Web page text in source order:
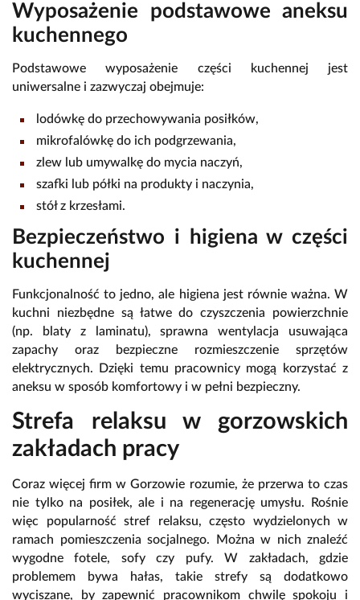
Wyposażenie podstawowe aneksu
kuchennego
Podstawowe wyposażenie części kuchennej jest
uniwersalne i zazwyczaj obejmuje:
lodówkę do przechowywania posiłków,
mikrofalówkę do ich podgrzewania,
zlew lub umywalkę do mycia naczyń,
szafki lub półki na produkty i naczynia,
stół z krzesłami.
Bezpieczeństwo i higiena w części
kuchennej
Funkcjonalność to jedno, ale higiena jest równie ważna. W
kuchni niezbędne są łatwe do czyszczenia powierzchnie
(np. blaty z laminatu), sprawna wentylacja usuwająca
zapachy oraz bezpieczne rozmieszczenie sprzętów
elektrycznych. Dzięki temu pracownicy mogą korzystać z
aneksu w sposób komfortowy i w pełni bezpieczny.
Strefa relaksu w gorzowskich
zakładach pracy
Coraz więcej firm w Gorzowie rozumie, że przerwa to czas
nie tylko na posiłek, ale i na regenerację umysłu. Rośnie
więc popularność stref relaksu, często wydzielonych w
ramach pomieszczenia socjalnego. Można w nich znaleźć
wygodne fotele, sofy czy pufy. W zakładach, gdzie
problemem bywa hałas, takie strefy są dodatkowo
wyciszane, by zapewnić pracownikom chwilę spokoju i